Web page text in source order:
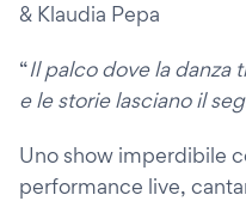
& Klaudia Pepa
“Il palco dove la danza
e le storie lasciano il
Uno show imperdibile
performance live,